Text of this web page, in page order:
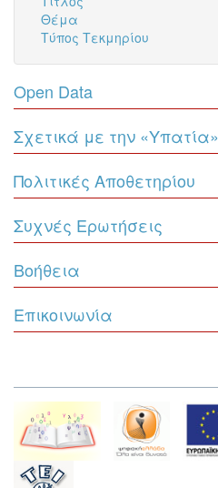
Θέμα
Τύπος Τεκμηρίου
Open Data
Σχετικά με την «Υπατία»
Πολιτικές Αποθετηρίου
Συχνές Ερωτήσεις
Βοήθεια
Επικοινωνία